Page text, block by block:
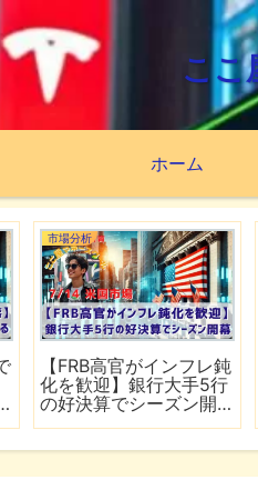
ここ
ホーム
市場分析
【FRB高官がインフレ鈍
化を歓迎】銀行大手5行
の好決算でシーズン開